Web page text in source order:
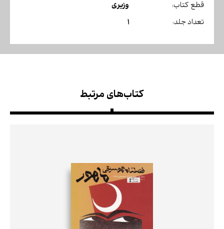
قطع کتاب: وزیری
تعداد جلد: 1
کتاب‌های مرتبط